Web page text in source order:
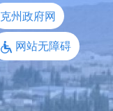
克州政府网
网站无障碍